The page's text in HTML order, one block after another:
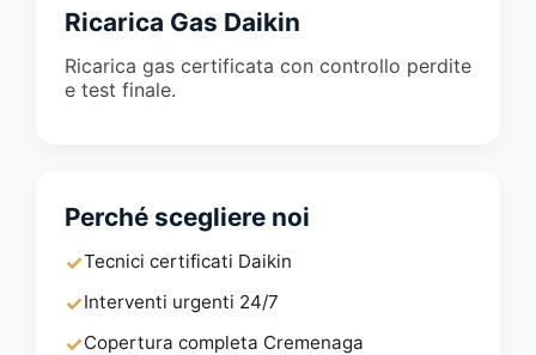
Ricarica Gas Daikin
Ricarica gas certificata con controllo perdite
e test finale.
Perché scegliere noi
✓Tecnici certificati Daikin
✓Interventi urgenti 24/7
✓Copertura completa Cremenaga